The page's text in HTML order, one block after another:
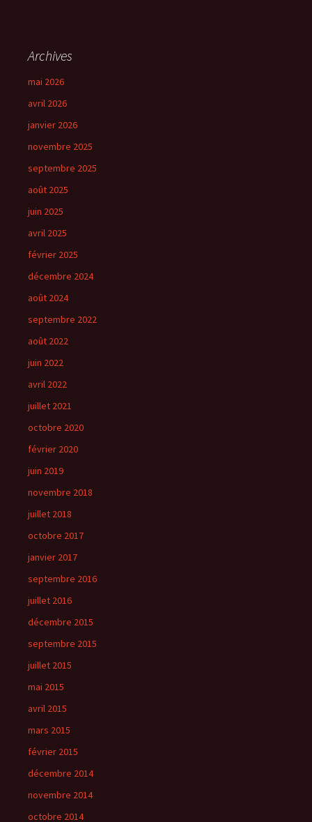
Archives
mai 2026
avril 2026
janvier 2026
novembre 2025
septembre 2025
août 2025
juin 2025
avril 2025
février 2025
décembre 2024
août 2024
septembre 2022
août 2022
juin 2022
avril 2022
juillet 2021
octobre 2020
février 2020
juin 2019
novembre 2018
juillet 2018
octobre 2017
janvier 2017
septembre 2016
juillet 2016
décembre 2015
septembre 2015
juillet 2015
mai 2015
avril 2015
mars 2015
février 2015
décembre 2014
novembre 2014
octobre 2014